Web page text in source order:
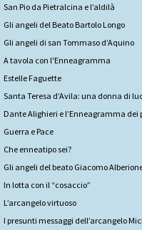
San Pio da Pietralcina e l’aldilà
Gli angeli del Beato Bartolo Longo
Gli angeli di san Tommaso d’Aquino
A tavola con l'Enneagramma
Estelle Faguette
Santa Teresa d’Avila: una donna di
Dante Alighieri e l’Enneagramma
Guerra e Pace
Che enneatipo sei?
Gli angeli del beato Giacomo
In lotta con il “cosaccio”
L’arcangelo virtuoso
I presunti messaggi dell’arcangelo